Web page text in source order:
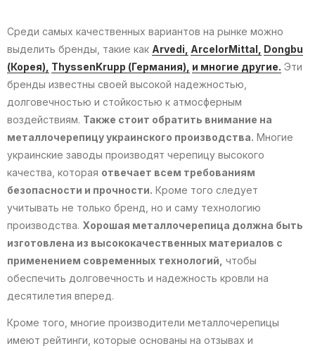
Среди самых качественных вариантов на рынке можно
выделить бренды, такие как Arvedi, ArcelorMittal, Dongbu
(Корея), ThyssenKrupp (Германия), и многие другие. Эти
бренды известны своей высокой надежностью,
долговечностью и стойкостью к атмосферным
воздействиям. Также стоит обратить внимание на
металлочерепицу украинского производства. Многие
украинские заводы производят черепицу высокого
качества, которая отвечает всем требованиям
безопасности и прочности. Кроме того следует
учитывать не только бренд, но и саму технологию
производства. Хорошая металлочерепица должна быть
изготовлена из высококачественных материалов с
применением современных технологий, чтобы
обеспечить долговечность и надежность кровли на
десятилетия вперед.
Кроме того, многие производители металлочерепицы
имеют рейтинги, которые основаны на отзывах и